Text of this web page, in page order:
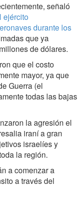
señaló
ejército
durante los
que ya
de dólares.
que el costo
mayor, ya que
Guerra (el
todas las bajas
la agresión el
iraní a gran
israelíes y
la región.
a comenzar a
a través del